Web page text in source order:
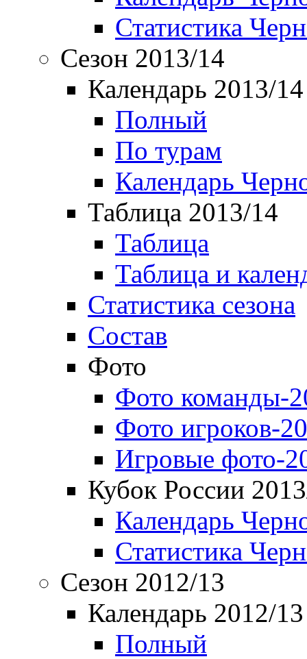
Статистика
Сезон 2013/14
Календарь 2013/14
Полный
По турам
Календарь
Таблица 2013/14
Таблица
Таблица и
Статистика сезона
Состав
Фото
Фото команды-
Фото игроков-
Игровые фото-
Кубок России
Календарь
Статистика
Сезон 2012/13
Календарь 2012/13
Полный